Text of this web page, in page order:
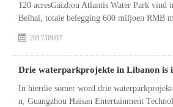
2017/09/07
120 acresGaizhou Atlantis Water Park vind
Beihai, totale belegging 600 miljoen RMB
Drie waterparkprojekte in Libanon is
In hierdie somer word drie
n, Guangzhou Haisan Entertainment